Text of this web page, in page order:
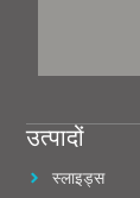
उत्पादों
स्लाइड्स